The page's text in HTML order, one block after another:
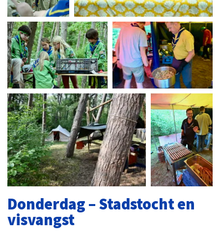
Donderdag – Stadstocht en
visvangst